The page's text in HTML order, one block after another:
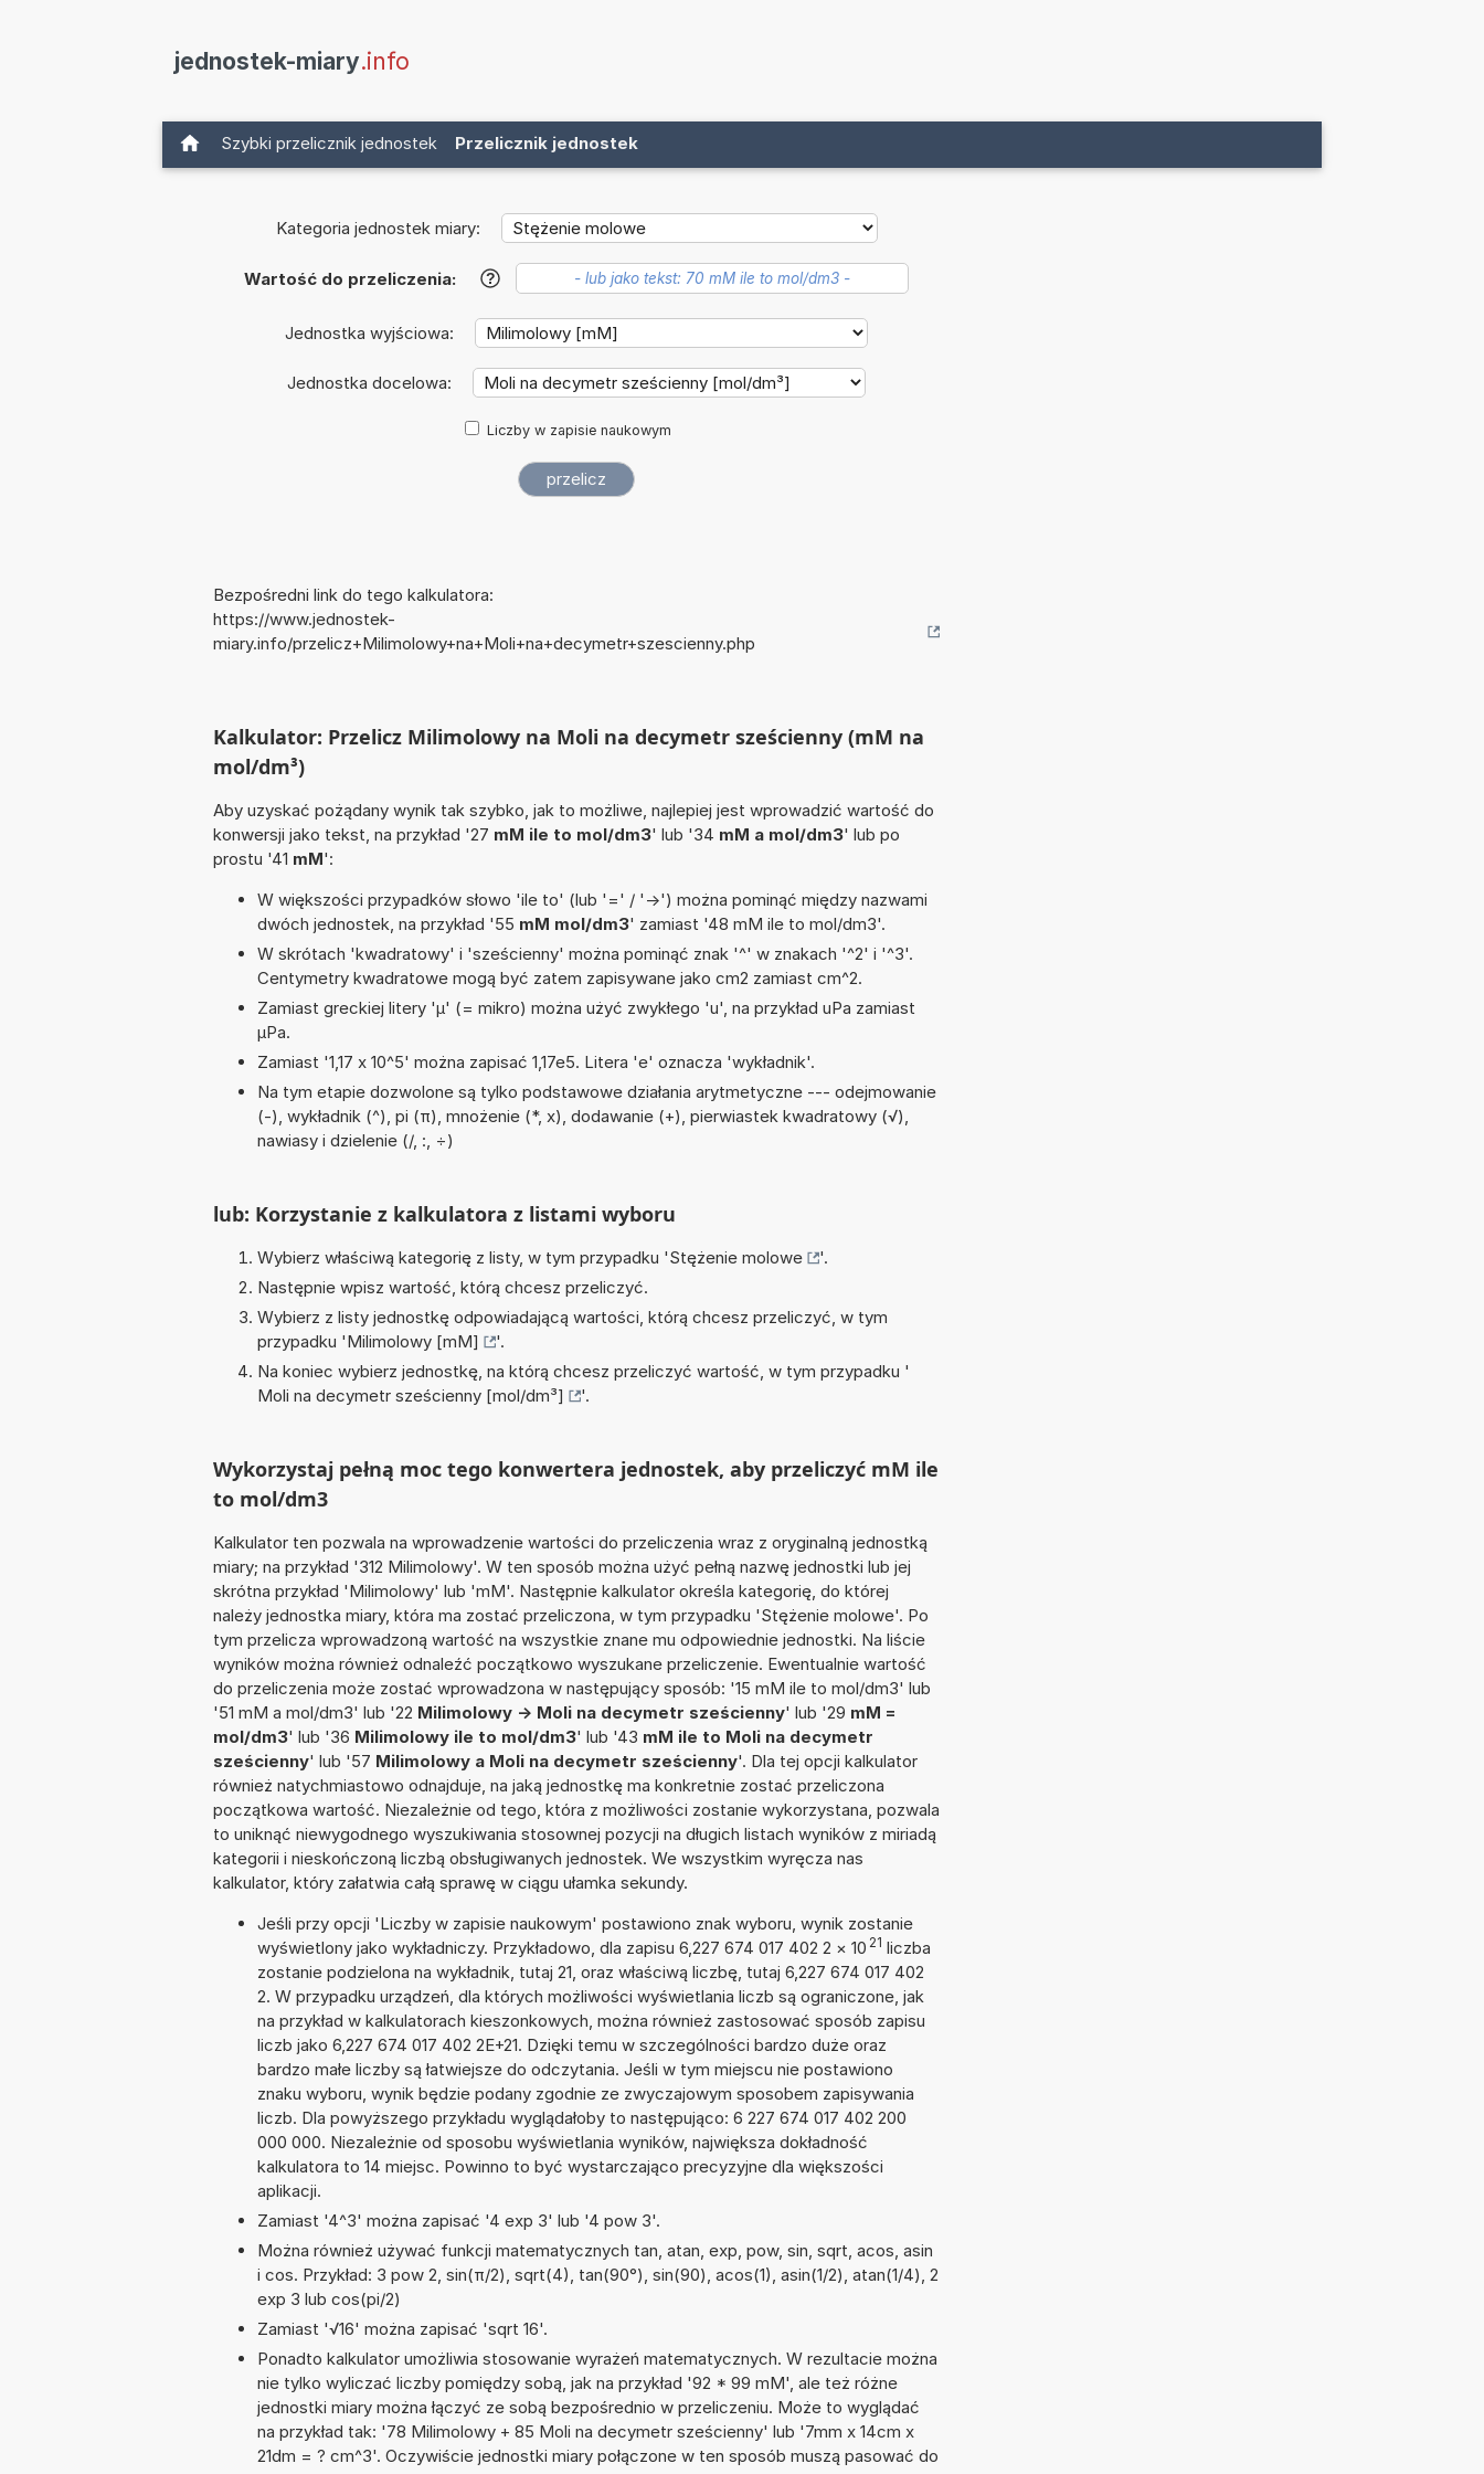
jednostek-miary.info
Szybki przelicznik jednostek Przelicznik jednostek
Kategoria jednostek miary:
Wartość do przeliczenia: ?
Jednostka wyjściowa:
Jednostka docelowa:
Liczby w zapisie naukowym
Bezpośredni link do tego kalkulatora:
https://www.jednostek-
miary.info/przelicz+Milimolowy+na+Moli+na+decymetr+szescienny.php
Kalkulator: Przelicz Milimolowy na Moli na decymetr sześcienny (mM na
mol/dm³)
Aby uzyskać pożądany wynik tak szybko, jak to możliwe, najlepiej jest wprowadzić wartość do
konwersji jako tekst, na przykład '27 mM ile to mol/dm3' lub '34 mM a mol/dm3' lub po
prostu '41 mM':
W większości przypadków słowo 'ile to' (lub '=' / '->') można pominąć między nazwami
dwóch jednostek, na przykład '55 mM mol/dm3' zamiast '48 mM ile to mol/dm3'.
W skrótach 'kwadratowy' i 'sześcienny' można pominąć znak '^' w znakach '^2' i '^3'.
Centymetry kwadratowe mogą być zatem zapisywane jako cm2 zamiast cm^2.
Zamiast greckiej litery 'µ' (= mikro) można użyć zwykłego 'u', na przykład uPa zamiast
µPa.
Zamiast '1,17 x 10^5' można zapisać 1,17e5. Litera 'e' oznacza 'wykładnik'.
Na tym etapie dozwolone są tylko podstawowe działania arytmetyczne --- odejmowanie
(-), wykładnik (^), pi (π), mnożenie (*, x), dodawanie (+), pierwiastek kwadratowy (√),
nawiasy i dzielenie (/, :, ÷)
lub: Korzystanie z kalkulatora z listami wyboru
Wybierz właściwą kategorię z listy, w tym przypadku 'Stężenie molowe
'.
Następnie wpisz wartość, którą chcesz przeliczyć.
Wybierz z listy jednostkę odpowiadającą wartości, którą chcesz przeliczyć, w tym
przypadku 'Milimolowy [mM]
'.
Na koniec wybierz jednostkę, na którą chcesz przeliczyć wartość, w tym przypadku '
Moli na decymetr sześcienny [mol/dm³]
'.
Wykorzystaj pełną moc tego konwertera jednostek, aby przeliczyć mM ile
to mol/dm3
Kalkulator ten pozwala na wprowadzenie wartości do przeliczenia wraz z oryginalną jednostką
miary; na przykład '312 Milimolowy'. W ten sposób można użyć pełną nazwę jednostki lub jej
skrótna przykład 'Milimolowy' lub 'mM'. Następnie kalkulator określa kategorię, do której
należy jednostka miary, która ma zostać przeliczona, w tym przypadku 'Stężenie molowe'. Po
tym przelicza wprowadzoną wartość na wszystkie znane mu odpowiednie jednostki. Na liście
wyników można również odnaleźć początkowo wyszukane przeliczenie. Ewentualnie wartość
do przeliczenia może zostać wprowadzona w następujący sposób: '15 mM ile to mol/dm3' lub
'51 mM a mol/dm3' lub '22 Milimolowy -> Moli na decymetr sześcienny' lub '29 mM =
mol/dm3' lub '36 Milimolowy ile to mol/dm3' lub '43 mM ile to Moli na decymetr
sześcienny' lub '57 Milimolowy a Moli na decymetr sześcienny'. Dla tej opcji kalkulator
również natychmiastowo odnajduje, na jaką jednostkę ma konkretnie zostać przeliczona
początkowa wartość. Niezależnie od tego, która z możliwości zostanie wykorzystana, pozwala
to uniknąć niewygodnego wyszukiwania stosownej pozycji na długich listach wyników z miriadą
kategorii i nieskończoną liczbą obsługiwanych jednostek. We wszystkim wyręcza nas
kalkulator, który załatwia całą sprawę w ciągu ułamka sekundy.
Jeśli przy opcji 'Liczby w zapisie naukowym' postawiono znak wyboru, wynik zostanie
wyświetlony jako wykładniczy. Przykładowo, dla zapisu 6,227 674 017 402 2 × 10 21 liczba
zostanie podzielona na wykładnik, tutaj 21, oraz właściwą liczbę, tutaj 6,227 674 017 402
2. W przypadku urządzeń, dla których możliwości wyświetlania liczb są ograniczone, jak
na przykład w kalkulatorach kieszonkowych, można również zastosować sposób zapisu
liczb jako 6,227 674 017 402 2E+21. Dzięki temu w szczególności bardzo duże oraz
bardzo małe liczby są łatwiejsze do odczytania. Jeśli w tym miejscu nie postawiono
znaku wyboru, wynik będzie podany zgodnie ze zwyczajowym sposobem zapisywania
liczb. Dla powyższego przykładu wyglądałoby to następująco: 6 227 674 017 402 200
000 000. Niezależnie od sposobu wyświetlania wyników, największa dokładność
kalkulatora to 14 miejsc. Powinno to być wystarczająco precyzyjne dla większości
aplikacji.
Zamiast '4^3' można zapisać '4 exp 3' lub '4 pow 3'.
Można również używać funkcji matematycznych tan, atan, exp, pow, sin, sqrt, acos, asin
i cos. Przykład: 3 pow 2, sin(π/2), sqrt(4), tan(90°), sin(90), acos(1), asin(1/2), atan(1/4), 2
exp 3 lub cos(pi/2)
Zamiast '√16' można zapisać 'sqrt 16'.
Ponadto kalkulator umożliwia stosowanie wyrażeń matematycznych. W rezultacie można
nie tylko wyliczać liczby pomiędzy sobą, jak na przykład '92 * 99 mM', ale też różne
jednostki miary można łączyć ze sobą bezpośrednio w przeliczeniu. Może to wyglądać
na przykład tak: '78 Milimolowy + 85 Moli na decymetr sześcienny' lub '7mm x 14cm x
21dm = ? cm^3'. Oczywiście jednostki miary połączone w ten sposób muszą pasować do